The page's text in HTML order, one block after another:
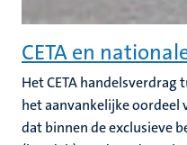
CETA en
Het CETA handelsverdrag
het aanvankelijke oordeel
dat binnen de exclusieve